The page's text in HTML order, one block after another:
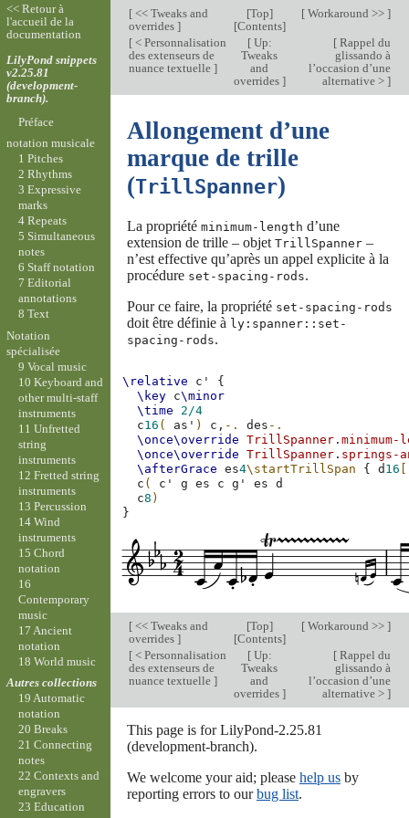
[<< Tweaks and
overrides ]
[Top]
[Contents]
[Workaround >> ]
[< Personnalisation
des extenseurs de
nuance textuelle ]
[Up:
Tweaks
and
overrides ]
[Rappel du
glissando à
l’occasion d’une
alternative > ]
Allongement d’une
marque de trille
(TrillSpanner)
La propriété minimum-length d’une
extension de trille – objet TrillSpanner–
n’est effective qu’après un appel explicite à la
procédure set-spacing-rods.
Pour ce faire, la propriété set-spacing-rods
doit être définie à ly:spanner::set-
spacing-rods.
\relative c'
{
\key c\minor
\time
2/4
c16 ( as' ) c, -. des -.
\once\override
TrillSpanner .minimum-
\once\override
TrillSpanner . springs-
\afterGrace
es4\startTrillSpan { d 16
c ( c' g es c g' es
d
c8 )
}
[<< Tweaks and
overrides ]
[Top]
[Contents]
[Workaround >> ]
[< Personnalisation
des extenseurs de
nuance textuelle ]
[Up:
Tweaks
and
overrides ]
[Rappel du
glissando à
l’occasion d’une
alternative > ]
This page is for LilyPond-2.25.81
(development-branch).
We welcome your aid; please help usby
reporting errors to ourbug list.
<< Retour à
l'accueil de la
documentation
LilyPond snippets
v2.25.81
(development-
branch).
Préface
notation musicale
1 Pitches
2 Rhythms
3 Expressive
marks
4 Repeats
5 Simultaneous
notes
6 Staff notation
7 Editorial
annotations
8 Text
Notation
spécialisée
9 Vocal music
10 Keyboard and
other multi-staff
instruments
11 Unfretted
string
instruments
12 Fretted string
instruments
13 Percussion
14 Wind
instruments
15 Chord
notation
16
Contemporary
music
17 Ancient
notation
18 World music
Autres collections
19 Automatic
notation
20 Breaks
21 Connecting
notes
22 Contexts and
engravers
23 Education